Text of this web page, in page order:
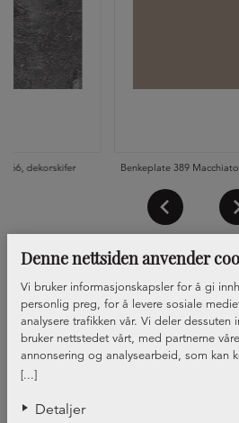
Denne nettsiden anvender
[...]
Vi bruker informasjonskapsler for å gi
personlig preg, for å levere sosiale
analysere trafikken vår. Vi deler
bruker nettstedet vårt, med partnerne
annonsering og analysearbeid, som kan
informasjon du har gjort tilgjengelig for
Detaljer
066, dekorskifer Benkeplate 389